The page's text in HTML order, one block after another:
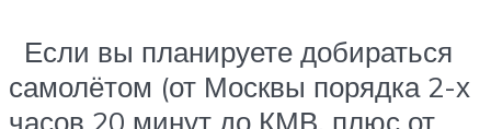
Если вы планируете добираться
самолётом (от Москвы порядка 2-х
часов 20 минут до КМВ, плюс от